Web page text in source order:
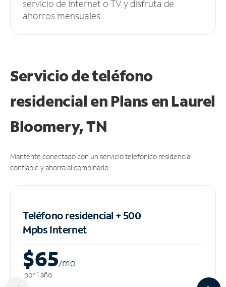
servicio de Internet o TV y disfruta de
ahorros mensuales.
Servicio de teléfono
residencial en Plans en Laurel
Bloomery, TN
Mantente conectado con un servicio telefónico residencial
confiable y ahorra al combinarlo.
Teléfono residencial + 500
MpbsInternet
$65/mo
por 1 año